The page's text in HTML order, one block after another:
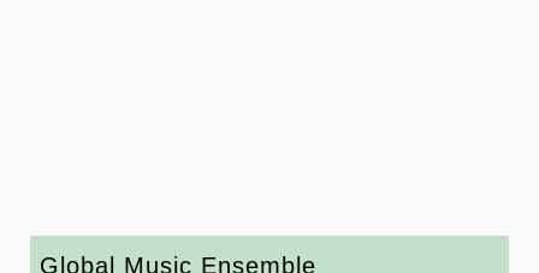
Global Music Ensemble